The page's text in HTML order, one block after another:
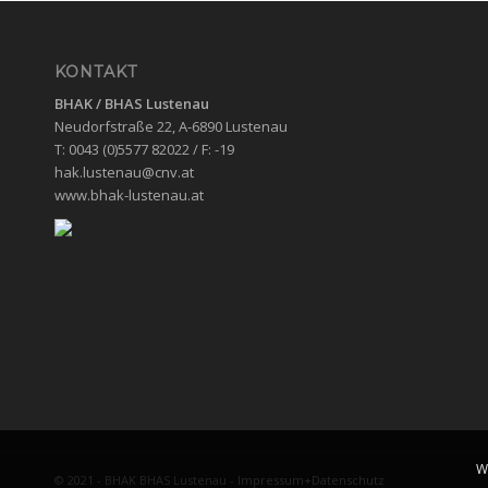
KONTAKT
BHAK / BHAS Lustenau
Neudorfstraße 22, A-6890 Lustenau
T: 0043 (0)5577 82022 / F: -19
hak.lustenau@cnv.at
www.bhak-lustenau.at
© 2021 - BHAK BHAS Lustenau - Impressum+Datenschutz